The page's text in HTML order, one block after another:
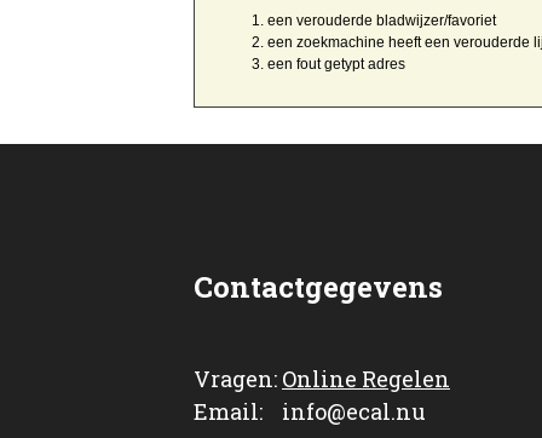
een verouderde bladwijzer/favoriet
een zoekmachine heeft een verouderde
een fout getyptadres
Contactgegevens
Vragen: Online Regelen
Email: info@ecal.nu